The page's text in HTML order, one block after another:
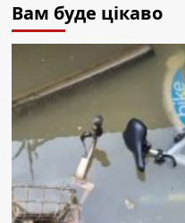
Вам буде цікаво